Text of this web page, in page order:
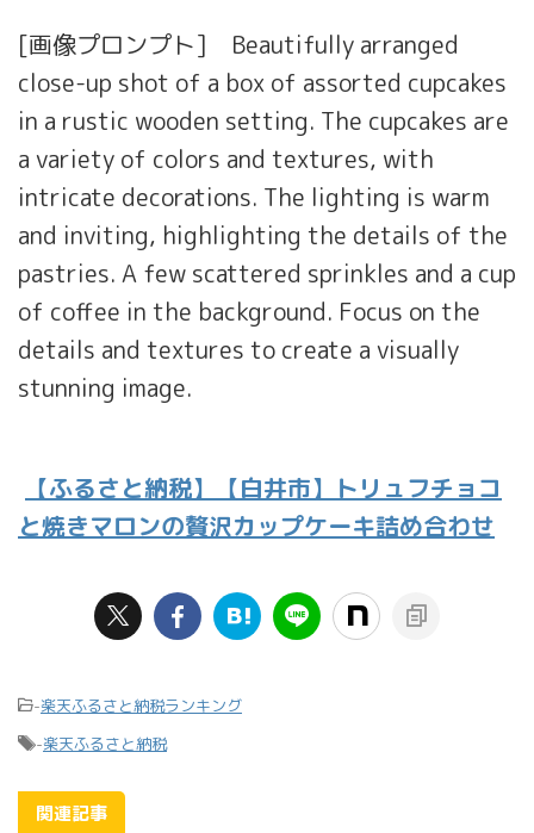
[画像プロンプト] Beautifully arranged
close-up shot of a box of assorted cupcakes
in a rustic wooden setting. The cupcakes are
a variety of colors and textures, with
intricate decorations. The lighting is warm
and inviting, highlighting the details of the
pastries. A few scattered sprinkles and a cup
of coffee in the background. Focus on the
details and textures to create a visually
stunning image.
【ふるさと納税】【白井市】トリュフチョコ
と焼きマロンの贅沢カップケーキ詰め合わせ
-楽天ふるさと納税ランキング
-楽天ふるさと納税
関連記事